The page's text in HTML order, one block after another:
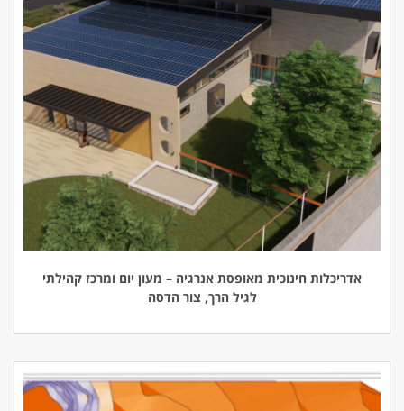
אדריכלות חינוכית מאופסת אנרגיה – מעון יום ומרכז קהילתי
לגיל הרך, צור הדסה